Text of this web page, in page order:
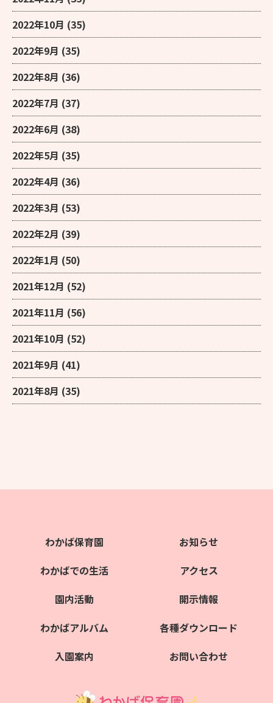
2022年10月 (35)
2022年9月 (35)
2022年8月 (36)
2022年7月 (37)
2022年6月 (38)
2022年5月 (35)
2022年4月 (36)
2022年3月 (53)
2022年2月 (39)
2022年1月 (50)
2021年12月 (52)
2021年11月 (56)
2021年10月 (52)
2021年9月 (41)
2021年8月 (35)
わかば保育園
わかばでの生活
園内活動
わかばアルバム
入園案内
お知らせ
アクセス
開示情報
各種ダウンロード
お問い合わせ